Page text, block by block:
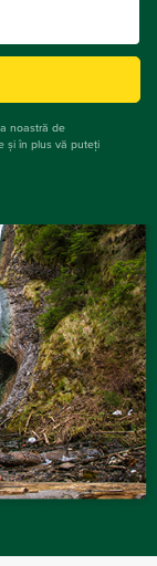
noastră de
și în plus vă puteți